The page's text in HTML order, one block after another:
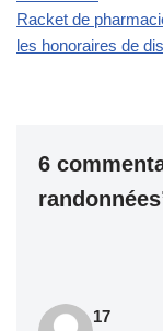
Racket de
les honoraires de
6
17